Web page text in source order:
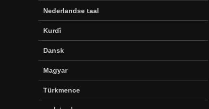
Nederlandse taal
Kurdî
Dansk
Magyar
Türkmence